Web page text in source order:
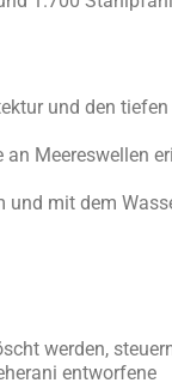
und den tiefen
Meereswellen
und mit dem
werden,
entworfene